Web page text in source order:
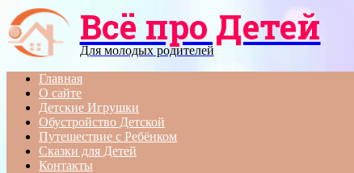
Menu Всё про Детей
Для молодых родителей
Главная
О сайте
Детские Игрушки
Обустройство Детской
Путешествие с Ребёнком
Сказки для Детей
Контакты